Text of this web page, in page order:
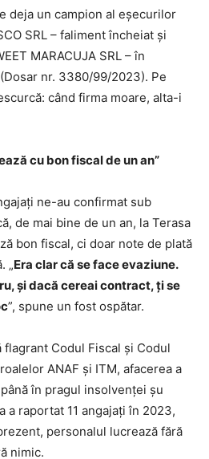
deja un campion al eșecurilor
SRL – faliment încheiat și
MARACUJA SRL – în
nr. 3380/99/2023). Pe
când firma moare, alta-i
cu bon fiscal de un an”
ne-au confirmat sub
de mai bine de un an, la Terasa
bon fiscal, ci doar note de plată
„Era clar că se face evaziune.
și dacă cereai contract, ți se
”, spune un fost ospătar.
flagrant Codul Fiscal și Codul
ANAF și ITM, afacerea a
în pragul insolvenței șu
a raportat 11 angajați în 2023,
personalul lucrează fără
nimic.